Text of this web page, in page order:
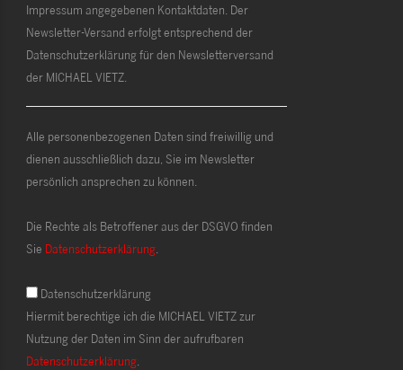
Impressum angegebenen Kontaktdaten. Der
Newsletter-Versand erfolgt entsprechend der
Datenschutzerklärung für den Newsletterversand
der MICHAEL VIETZ.
Alle personenbezogenen Daten sind freiwillig und
dienen ausschließlich dazu, Sie im Newsletter
persönlich ansprechen zu können.
Die Rechte als Betroffener aus der DSGVO finden
Sie Datenschutzerklärung.
Datenschutzerklärung
Hiermit berechtige ich die MICHAEL VIETZ zur
Nutzung der Daten im Sinn der aufrufbaren
Datenschutzerklärung.